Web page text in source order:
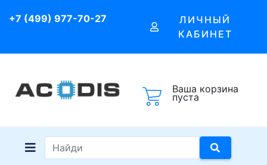
+7 (499) 977-70-27
ЛИЧНЫЙ
КАБИНЕТ
Ваша корзина
пуста